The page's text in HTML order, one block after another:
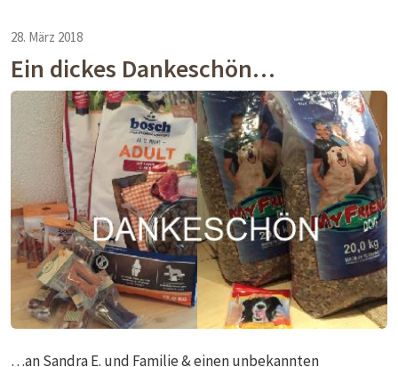
28. März 2018
Ein dickes Dankeschön…
…an Sandra E. und Familie & einen unbekannten